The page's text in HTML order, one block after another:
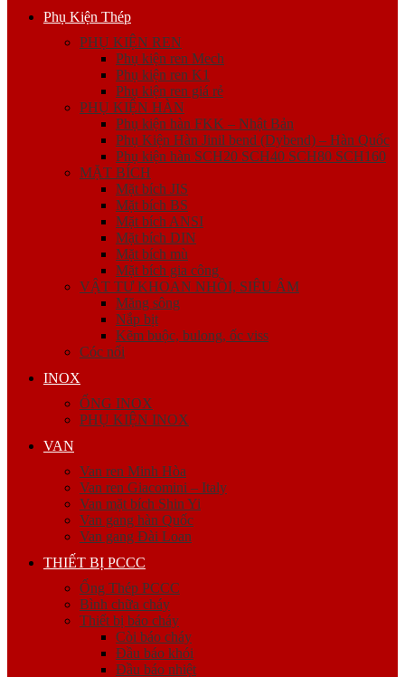
Phụ Kiện Thép
PHỤ KIỆN REN
Phụ kiện ren Mech
Phụ kiện ren K1
Phụ kiện ren giá rẻ
PHỤ KIỆN HÀN
Phụ kiện hàn FKK – Nhật Bản
Phụ Kiện Hàn Jinil bend (Dybend) – Hàn Quốc
Phụ kiện hàn SCH20 SCH40 SCH80 SCH160
MẶT BÍCH
Mặt bích JIS
Mặt bích BS
Mặt bích ANSI
Mặt bích DIN
Mặt bích mù
Mặt bích gia công
VẬT TƯ KHOAN NHỒI, SIÊU ÂM
Măng sông
Nắp bịt
Kẽm buộc, bulong, ốc viss
Cóc nối
INOX
ỐNG INOX
PHỤ KIỆN INOX
VAN
Van ren Minh Hòa
Van ren Giacomini – Italy
Van mặt bích Shin Yi
Van gang hàn Quốc
Van gang Đài Loan
THIẾT BỊ PCCC
Ống Thép PCCC
Bình chữa cháy
Thiết bị báo cháy
Còi báo cháy
Đầu báo khói
Đầu báo nhiệt